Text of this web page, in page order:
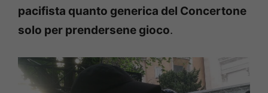
pacifista quanto generica del Concertone
solo per prendersene gioco.